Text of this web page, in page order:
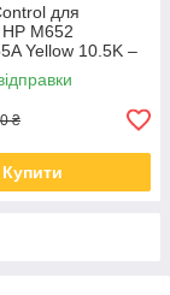
для
M652
Yellow 10.5K –
₴
Купити